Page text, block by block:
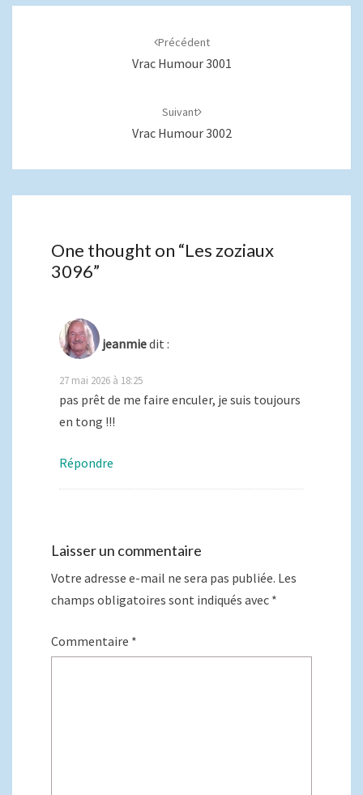
Précédent
Vrac Humour 3001
Suivant
Vrac Humour 3002
One thought on “Les zoziaux
3096”
jeanmiedit :
27 mai 2026 à 18:25
pas prêt de me faire enculer, je suis toujours
en tong !!!
Répondre
Laisser un commentaire
Votre adresse e-mail ne sera pas publiée. Les
champs obligatoires sont indiqués avec *
Commentaire *